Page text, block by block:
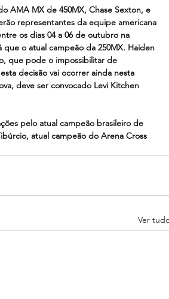
AMA MX de 450MX, Chase Sexton, e
representantes da equipe americana
os dias 04 a 06 de outubro na
o atual campeão da 250MX. Haiden
que pode o impossibilitar de
decisão vai ocorrer ainda nesta
deve ser convocado Levi Kitchen
pelo atual campeão brasileiro de
atual campeão do Arena Cross
Ver